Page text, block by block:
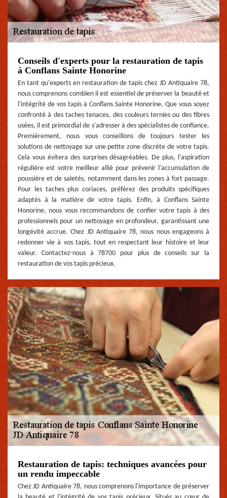
Conseils d'experts pour la restauration de tapis
à Conflans Sainte Honorine
En tant qu'experts en restauration de tapis chez JD Antiquaire 78,
nous comprenons combien il est essentiel de préserver la beauté et
l'intégrité de vos tapis à Conflans Sainte Honorine. Que vous soyez
confronté à des taches tenaces, des couleurs ternies ou des fibres
usées, il est primordial de s'adresser à des spécialistes de confiance.
Premièrement, nous vous conseillons de toujours tester les
solutions de nettoyage sur une petite zone discrète de votre tapis.
Cela vous évitera des surprises désagréables. De plus, l'aspiration
régulière est votre meilleur allié pour prévenir l'accumulation de
poussière et de saletés, notamment dans les zones à fort passage.
Pour les taches plus coriaces, préférez des produits spécifiques
adaptés à la matière de votre tapis. Enfin, à Conflans Sainte
Honorine, nous vous recommandons de confier votre tapis à des
professionnels pour un nettoyage en profondeur, garantissant une
longévité accrue. Chez JD Antiquaire 78, nous nous engageons à
redonner vie à vos tapis, tout en respectant leur histoire et leur
valeur. Contactez-nous à 78700 pour plus de conseils sur la
restauration de vos tapis précieux.
Restauration de tapis: techniques avancées pour
un rendu impeccable
Chez JD Antiquaire 78, nous comprenons l'importance de préserver